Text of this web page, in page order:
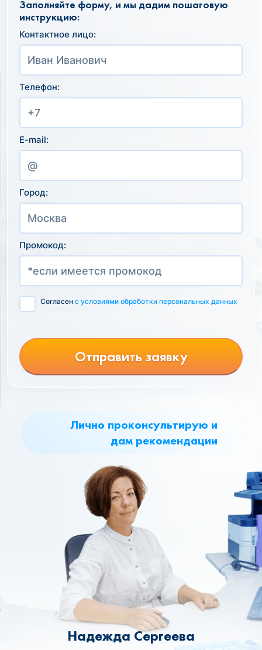
Лично проконсультирую и
дам рекомендации
Надежда Сергеева
Заполняйте форму, и мы дадим пошаговую
инструкцию:
Контактное лицо:
Телефон:
E-mail:
Город:
Промокод:
Согласен с условиями обработки персональных данных
Отправить заявку